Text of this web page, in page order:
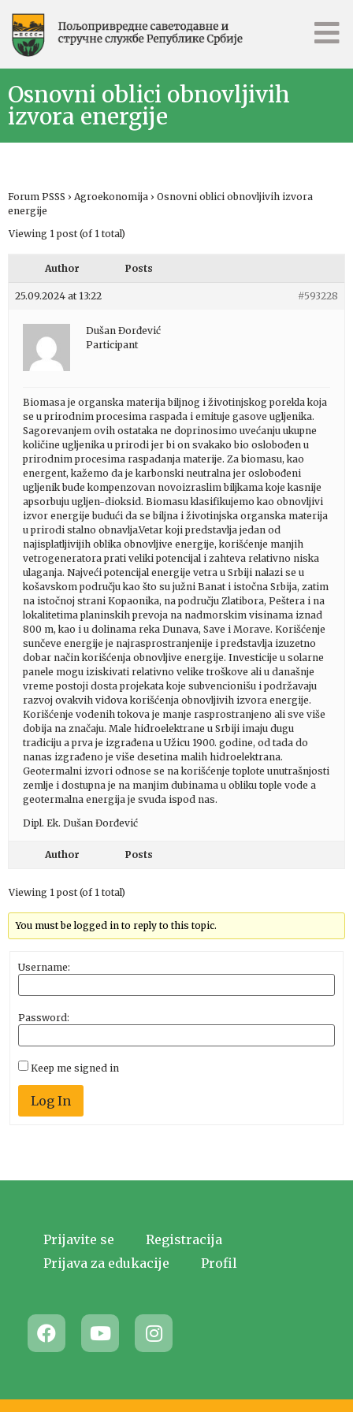
Osnovni oblici obnovljivih
izvora energije
Forum PSSS › Agroekonomija › Osnovni oblici obnovljivih izvora
energije
Viewing 1 post (of 1 total)
Author Posts
25.09.2024 at 13:22 #593228
Dušan Đorđević
Participant
Biomasa je organska materija biljnog i životinjskog porekla koja
se u prirodnim procesima raspada i emituje gasove ugljenika.
Sagorevanjem ovih ostataka ne doprinosimo uvećanju ukupne
količine ugljenika u prirodi jer bi on svakako bio oslobođen u
prirodnim procesima raspadanja materije. Za biomasu, kao
energent, kažemo da je karbonski neutralna jer oslobođeni
ugljenik bude kompenzovan novoizraslim biljkama koje kasnije
apsorbuju ugljen-dioksid. Biomasu klasifikujemo kao obnovljivi
izvor energije budući da se biljna i životinjska organska materija
u prirodi stalno obnavlja.Vetar koji predstavlja jedan od
najisplatljivijih oblika obnovljive energije, korišćenje manjih
vetrogeneratora prati veliki potencijal i zahteva relativno niska
ulaganja. Najveći potencijal energije vetra u Srbiji nalazi se u
košavskom području kao što su južni Banat i istočna Srbija, zatim
na istočnoj strani Kopaonika, na području Zlatibora, Peštera i na
lokalitetima planinskih prevoja na nadmorskim visinama iznad
800 m, kao i u dolinama reka Dunava, Save i Morave. Korišćenje
sunčeve energije je najrasprostranjenije i predstavlja izuzetno
dobar način korišćenja obnovljive energije. Investicije u solarne
panele mogu iziskivati relativno velike troškove ali u današnje
vreme postoji dosta projekata koje subvencionišu i podržavaju
razvoj ovakvih vidova korišćenja obnovljivih izvora energije.
Korišćenje vodenih tokova je manje rasprostranjeno ali sve više
dobija na značaju. Male hidroelektrane u Srbiji imaju dugu
tradiciju a prva je izgrađena u Užicu 1900. godine, od tada do
nanas izgrađeno je više desetina malih hidroelektrana.
Geotermalni izvori odnose se na korišćenje toplote unutrašnjosti
zemlje i dostupna je na manjim dubinama u obliku tople vode a
geotermalna energija je svuda ispod nas.
Dipl. Ek. Dušan Đorđević
Author Posts
Viewing 1 post (of 1 total)
You must be logged in to reply to this topic.
Username:
Password:
Keep me signed in
Log In
Prijavite se
Registracija
Prijava za edukacije
Profil